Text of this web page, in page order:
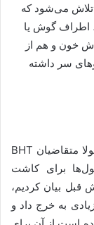
تلاش می‌شود که
اطراف گوش یا
خون و هم از
سر داشته
نواحی مختلف بدن ما پوشیده از مو است و معمولا متقاضیان BHT
برای کاشت
قبل بیان کردیم،
به خرج داد و